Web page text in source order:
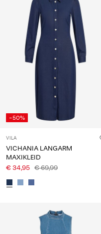
-50%
VILA
VICHANIA LANGARM
MAXIKLEID
€ 34,95 € 69,99